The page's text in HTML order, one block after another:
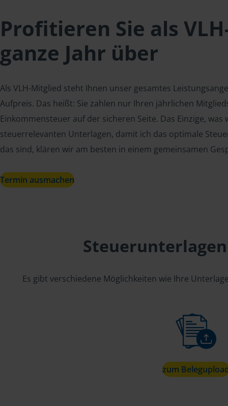
Profitieren Sie als
ganze Jahr über
Als VLH-Mitglied steht Ihnen unser gesamtes
Aufpreis. Das heißt: Sie zahlen nur Ihren jährlichen
Einkommensteuer auf der sicheren Seite. Das Einzige,
steuerrelevanten Unterlagen, damit ich das optimale
das sind, klären wir am besten in einem gemeinsamen
Termin ausmachen
Es gibt verschiedene Möglichkeiten wie Ihre
zum